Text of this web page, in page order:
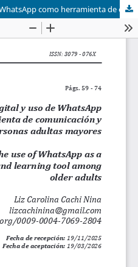
Alfabetización digital y uso de WhatsApp como herramienta de comunicación yaprendizaje en personas adultas mayores